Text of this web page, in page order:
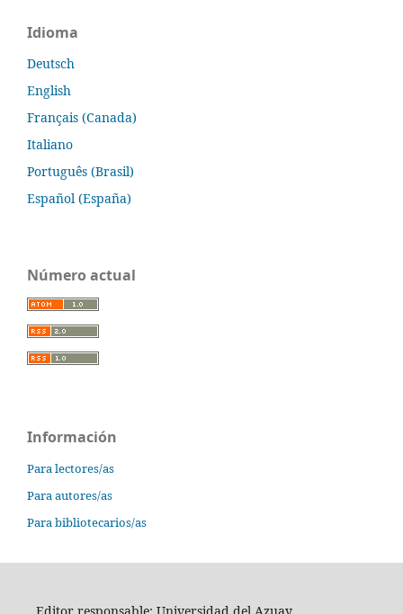
Idioma
Deutsch
English
Français (Canada)
Italiano
Português (Brasil)
Español (España)
Número actual
Información
Para lectores/as
Para autores/as
Para bibliotecarios/as